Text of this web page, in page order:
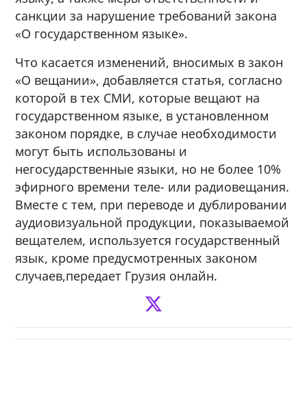
санкции за нарушение требований закона
«О государственном языке».
Что касается изменений, вносимых в закон
«О вещании», добавляется статья, согласно
которой в тех СМИ, которые вещают на
государственном языке, в установленном
законом порядке, в случае необходимости
могут быть использованы и
негосударственные языки, но не более 10%
эфирного времени теле- или радиовещания.
Вместе с тем, при переводе и дублировании
аудиовизуальной продукции, показываемой
вещателем, используется государственный
язык, кроме предусмотренных законом
случаев,передает Грузия онлайн.